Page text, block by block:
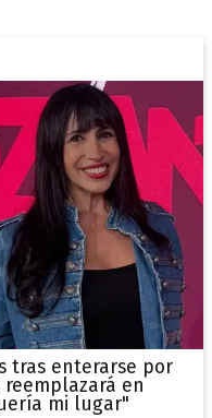
tras enterarse por
en
mi lugar"